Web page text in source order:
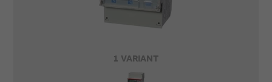
1 VARIANT